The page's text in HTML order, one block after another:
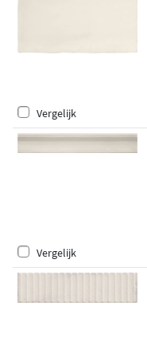
Vergelijk
Vergelijk